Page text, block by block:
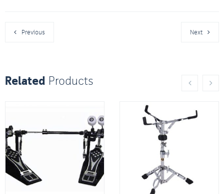
Previous Next
Related Products